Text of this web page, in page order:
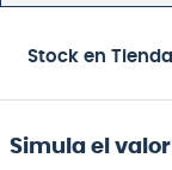
Stock en
Simula el